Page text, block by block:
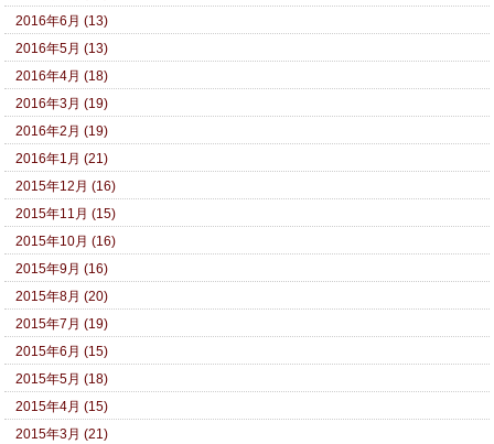
2016年6月 (13)
2016年5月 (13)
2016年4月 (18)
2016年3月 (19)
2016年2月 (19)
2016年1月 (21)
2015年12月 (16)
2015年11月 (15)
2015年10月 (16)
2015年9月 (16)
2015年8月 (20)
2015年7月 (19)
2015年6月 (15)
2015年5月 (18)
2015年4月 (15)
2015年3月 (21)